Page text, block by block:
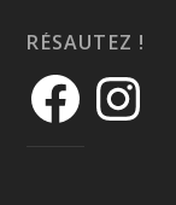
RÉSAUTEZ !